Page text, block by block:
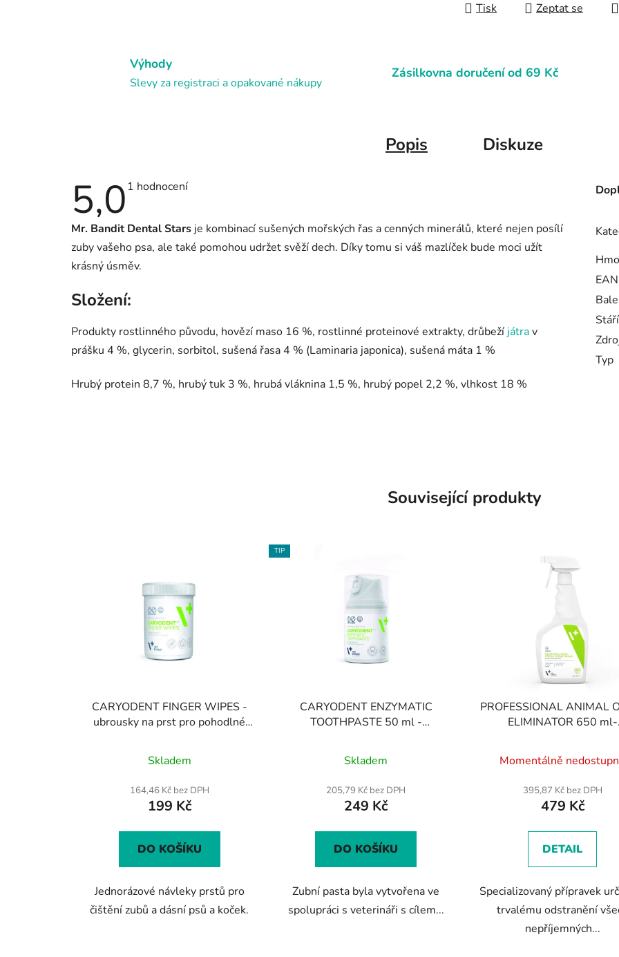
Tisk Zeptat se
Výhody
Slevy za registraci a opakované nákupy
Zásilkovna doručení od 69 Kč
Popis Diskuze
5,0 Průměrné
5,0
5
hvězdiček.
1 hodnocení
Mr. Bandit Dental Stars je kombinací sušených mořských řas a cenných minerálů, které nejen posílí
zuby vašeho psa, ale také pomohou udržet svěží dech. Díky tomu si váš mazlíček bude moci užít
krásný úsměv.
Složení:
Produkty rostlinného původu, hovězí maso 16 %, rostlinné proteinové extrakty, drůbeží játrav
prášku 4 %, glycerin, sorbitol, sušená řasa 4 % (Laminaria japonica), sušená máta 1 %
Hrubý protein 8,7 %, hrubý tuk 3 %, hrubá vláknina 1,5 %, hrubý popel 2,2 %, vlhkost 18 %
EAN
Typ
Související produkty
CARYODENT FINGER WIPES -
ubrousky na prst pro pohodlné
hodnocení
produktu
je
z
Skladem
164,46 Kč bez DPH
199 Kč
DO KOŠÍKU
Jednorázové návleky prstů pro
čištění zubů a dásní psů a koček.
TIP
CARYODENT ENZYMATIC
TOOTHPASTE 50 ml -
a psy
hodnocení
produktu
je
z
Skladem
205,79 Kč bez DPH
249 Kč
DO KOŠÍKU
Zubní pasta byla vytvořena ve
spolupráci s veterináři s cílem...
PROFESSIONAL ANIMAL
ELIMINATOR 650 ml-
zápachu pro psy a kočky
hodnocení
produktu
je
z
Momentálně
395,87 Kč bez DPH
479 Kč
DETAIL
Specializovaný přípravek
trvalému odstranění
nepříjemných...